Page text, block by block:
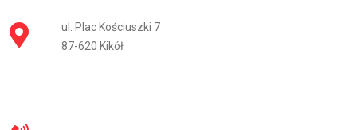
ul. Plac Kościuszki 7
87-620 Kikół